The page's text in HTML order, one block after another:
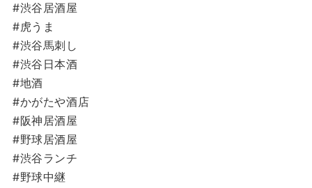
#渋谷居酒屋
#虎うま
#渋谷馬刺し
#渋谷日本酒
#地酒
#かがたや酒店
#阪神居酒屋
#野球居酒屋
#渋谷ランチ
#野球中継